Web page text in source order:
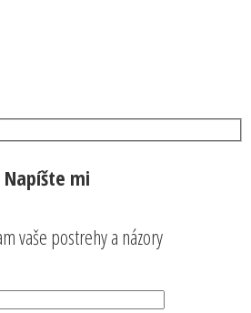
Napíšte mi
vaše postrehy a názory